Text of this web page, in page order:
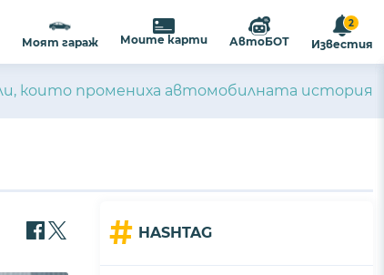
Моят гараж Моите карти АвтоБОТ
2
Известия
които промениха автомобилната история
# HASHTAG